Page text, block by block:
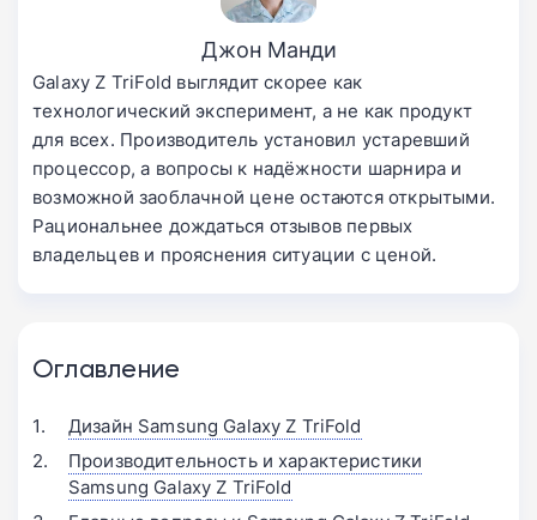
Джон Манди
Galaxy Z TriFold выглядит скорее как
технологический эксперимент, а не как продукт
для всех. Производитель установил устаревший
процессор, а вопросы к надёжности шарнира и
возможной заоблачной цене остаются открытыми.
Рациональнее дождаться отзывов первых
владельцев и прояснения ситуации с ценой.
Оглавление
Дизайн Samsung Galaxy Z TriFold
Производительность и характеристики
Samsung Galaxy Z TriFold